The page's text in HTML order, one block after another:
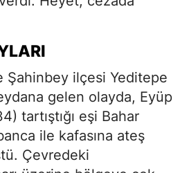
Şahinbey ilçesi Yeditepe
gelen olayda, Eyüp
tartıştığı eşi Bahar
ile kafasına ateş
Çevredeki